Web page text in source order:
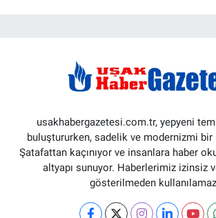
usakhabergazetesi.com.tr, yepyeni
buluştururken, sadelik ve modernizmi bir
Şatafattan kaçınıyor ve insanlara haber
altyapı sunuyor. Haberlerimiz izinsiz
gösterilmeden